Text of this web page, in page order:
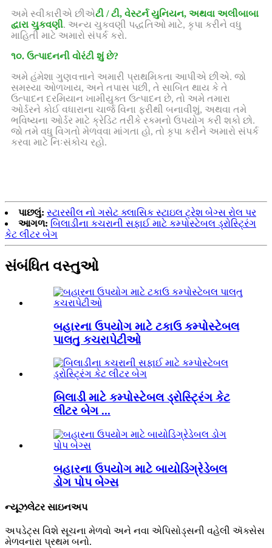
અમે સ્વીકારીએ છીએટી / ટી, વેસ્ટર્ન યુનિયન, અથવા અલીબાબા
દ્વારા ચુકવણી. અન્ય ચુકવણી પદ્ધતિઓ માટે, કૃપા કરીને વધુ
માહિતી માટે અમારો સંપર્ક કરો.
૧૦. ઉત્પાદનની વોરંટી શું છે?
અમે હંમેશા ગુણવત્તાને અમારી પ્રાથમિકતા આપીએ છીએ. જો
સમસ્યા ઓળખાય, અને તપાસ પછી, તે સાબિત થાય કે તે
ઉત્પાદન દરમિયાન ખામીયુક્ત ઉત્પાદન છે, તો અમે તમારા
ઓર્ડરને કોઈ વધારાના ચાર્જ વિના ફરીથી બનાવીશું, અથવા તમે
ભવિષ્યના ઓર્ડર માટે ક્રેડિટ તરીકે રકમનો ઉપયોગ કરી શકો છો.
જો તમે વધુ વિગતો મેળવવા માંગતા હો, તો કૃપા કરીને અમારો સંપર્ક
કરવા માટે નિઃસંકોચ રહો.
પાછલું: સ્ટારસીલ નો ગસેટ ક્લાસિક સ્ટાઇલ ટ્રેશ બેગ્સ રોલ પર
આગળ: બિલાડીના કચરાની સફાઈ માટે કમ્પોસ્ટેબલ ડ્રોસ્ટ્રિંગ
કેટ લીટર બેગ
સંબંધિત વસ્તુઓ
બહારના ઉપયોગ માટે ટકાઉ કમ્પોસ્ટેબલ
પાલતુ કચરાપેટીઓ
બિલાડી માટે કમ્પોસ્ટેબલ ડ્રોસ્ટ્રિંગ કેટ
લીટર બેગ ...
બહારના ઉપયોગ માટે બાયોડિગ્રેડેબલ
ડોગ પોપ બેગ્સ
ન્યૂઝલેટર સાઇનઅપ
અપડેટ્સ વિશે સૂચના મેળવો અને નવા એપિસોડ્સની વહેલી ઍક્સેસ
મેળવનારા પ્રથમ બનો.